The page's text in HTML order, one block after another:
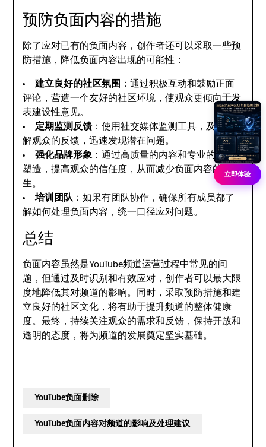
预防负面内容的措施
除了应对已有的负面内容，创作者还可以采取一些预
防措施，降低负面内容出现的可能性：
建立良好的社区氛围
：通过积极互动和鼓励正面
评论，营造一个友好的社区环境，使观众更倾向于发
表建设性意见。
定期监测反馈 ：使用社交媒体监测工具，及时了
解观众的反馈，迅速发现潜在问题。
强化品牌形象 ：通过高质量的内容和专业的形象
塑造，提高观众的信任度，从而减少负面内容的产
生。
培训团队 ：如果有团队协作，确保所有成员都了
解如何处理负面内容，统一口径应对问题。
总结
负面内容虽然是YouTube频道运营过程中常见的问
题，但通过及时识别和有效应对，创作者可以最大限
度地降低其对频道的影响。同时，采取预防措施和建
立良好的社区文化，将有助于提升频道的整体健康
度。最终，持续关注观众的需求和反馈，保持开放和
透明的态度，将为频道的发展奠定坚实基础。
YouTube负面删除
YouTube负面内容对频道的影响及处理建议
立即体验